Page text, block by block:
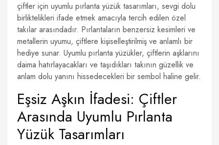
çiftler için uyumlu pırlanta yüzük tasarımları, sevgi dolu
birliktelikleri ifade etmek amacıyla tercih edilen özel
takılar arasındadır. Pırlantaların benzersiz kesimleri ve
metallerin uyumu, çiftlere kişiselleştirilmiş ve anlamlı bir
hediye sunar. Uyumlu pırlanta yüzükler, çiftlerin aşklarını
daima hatırlayacakları ve taşıdıkları takının güzellik ve
anlam dolu yanını hissedecekleri bir sembol haline gelir.
Eşsiz Aşkın İfadesi: Çiftler
Arasında Uyumlu Pırlanta
Yüzük Tasarımları